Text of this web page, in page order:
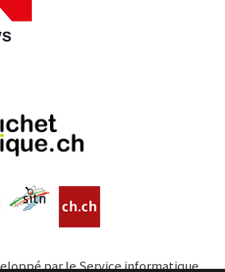
par le Service informatique